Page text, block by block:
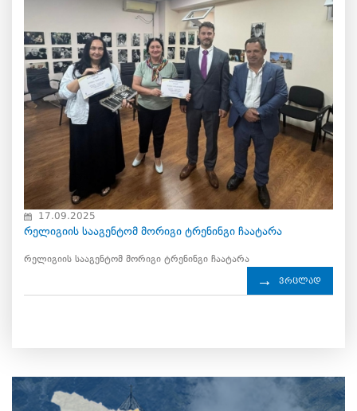
17.09.2025
რელიგიის სააგენტომ მორიგი ტრენინგი ჩაატარა
რელიგიის სააგენტომ მორიგი ტრენინგი ჩაატარა
ვრცლად